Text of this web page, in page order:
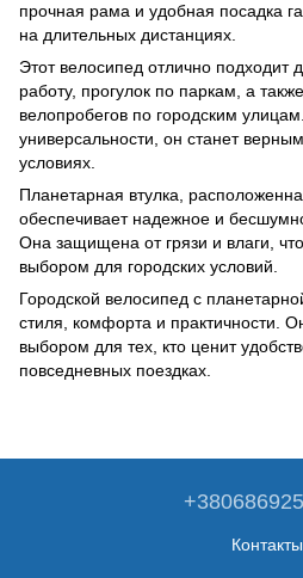
прочная рама и удобная посадка
на длительных дистанциях.
Этот велосипед отлично подходит
работу, прогулок по паркам, а
велопробегов по городским
универсальности, он станет
условиях.
Планетарная втулка,
обеспечивает надежное и
Она защищена от грязи и влаги,
выбором для городских условий.
Городской велосипед с
стиля, комфорта и практичности.
выбором для тех, кто ценит
повседневных поездках.
Контакты